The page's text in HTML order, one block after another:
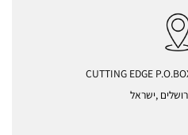
CUTTING EDGE